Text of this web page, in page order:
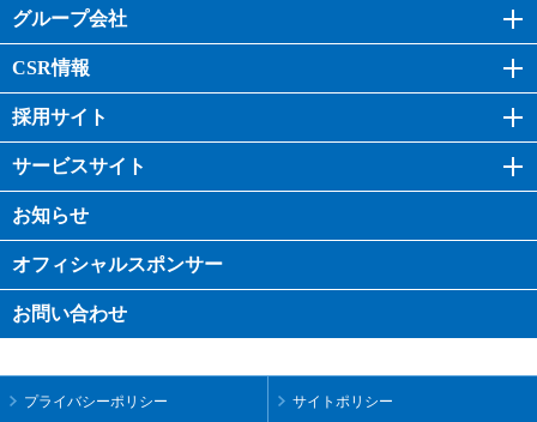
グループ会社
CSR情報
採用サイト
サービスサイト
お知らせ
オフィシャルスポンサー
お問い合わせ
プライバシーポリシー サイトポリシー